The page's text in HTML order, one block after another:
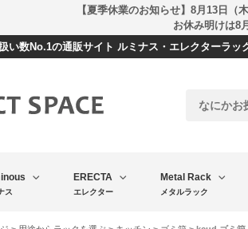
【夏季休業のお知らせ】8月13日
お休み明けは8
い数No.1の通販サイト ルミナス・エレクターラッ
ス
ERECTA
エレクター
Metal Rack
メタルラック